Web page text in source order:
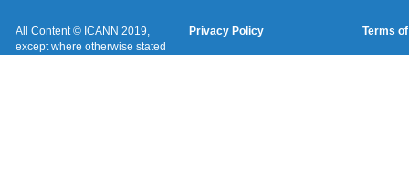
All Content © ICANN 2019,
except where otherwise stated
Privacy Policy Terms